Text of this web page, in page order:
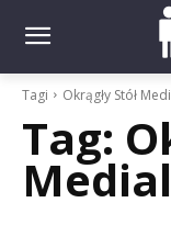
Tagi Okrągły Stół
Tag: